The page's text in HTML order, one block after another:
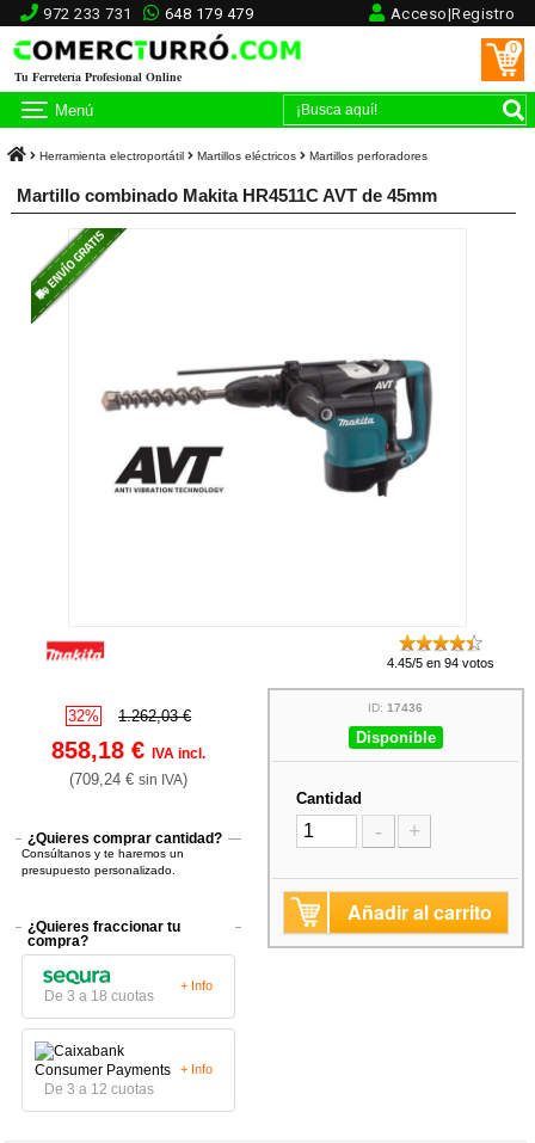
972 233 731 648 179 479 Acceso|Registro
Tu Ferretería Profesional Online
0
Menú
Herramienta electroportátil Martillos eléctricos Martillos perforadores
Martillo combinado Makita HR4511C AVT de 45mm
4.45/5 en 94 votos
32% 1.262,03 €
858,18 €IVA incl.
(709,24 €sin IVA)
¿Quieres comprar cantidad?
Consúltanos y te haremos un
presupuesto personalizado.
¿Quieres fraccionar tu
compra?
De 3 a 18 cuotas
+ Info
De 3 a 12 cuotas
+ Info
ID:17436
Disponible
Cantidad
- +
Añadir al carrito